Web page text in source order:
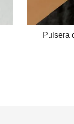
Pulsera